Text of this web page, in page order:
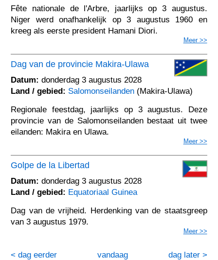
Fête nationale de l'Arbre, jaarlijks op 3 augustus.
Niger werd onafhankelijk op 3 augustus 1960 en
kreeg als eerste president Hamani Diori.
Meer >>
Dag van de provincie Makira-Ulawa
Datum: donderdag 3 augustus 2028
Land / gebied: Salomonseilanden (Makira-Ulawa)
Regionale feestdag, jaarlijks op 3 augustus. Deze
provincie van de Salomonseilanden bestaat uit twee
eilanden: Makira en Ulawa.
Meer >>
Golpe de la Libertad
Datum: donderdag 3 augustus 2028
Land / gebied: Equatoriaal Guinea
Dag van de vrijheid. Herdenking van de staatsgreep
van 3 augustus 1979.
Meer >>
< dag eerder dag later >
vandaag